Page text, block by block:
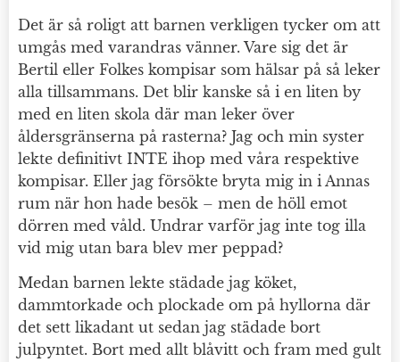
Det är så roligt att barnen verkligen tycker om att
umgås med varandras vänner. Vare sig det är
Bertil eller Folkes kompisar som hälsar på så leker
alla tillsammans. Det blir kanske så i en liten by
med en liten skola där man leker över
åldersgränserna på rasterna? Jag och min syster
lekte definitivt INTE ihop med våra respektive
kompisar. Eller jag försökte bryta mig in i Annas
rum när hon hade besök – men de höll emot
dörren med våld. Undrar varför jag inte tog illa
vid mig utan bara blev mer peppad?
Medan barnen lekte städade jag köket,
dammtorkade och plockade om på hyllorna där
det sett likadant ut sedan jag städade bort
julpyntet. Bort med allt blåvitt och fram med gult